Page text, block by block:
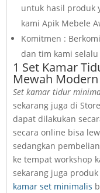
untuk hasil produk
kami Apik Mebele
Komitmen :
dan tim kami
1 Set Kamar
Mewah Modern
Set kamar tidur
sekarang juga di
dapat dilakukan
secara online bisa
sedangkan
ke tempat workshop
sekarang juga
kamar set minimalis